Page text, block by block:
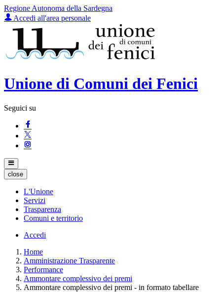
Regione Autonoma della Sardegna
Accedi all'area personale
Unione di Comuni dei Fenici
Seguici su
close
L'Unione
Servizi
Trasparenza
Comuni e territorio
Accedi
Home
Amministrazione Trasparente
Performance
Ammontare complessivo dei premi
Ammontare complessivo dei premi - in formato tabellare